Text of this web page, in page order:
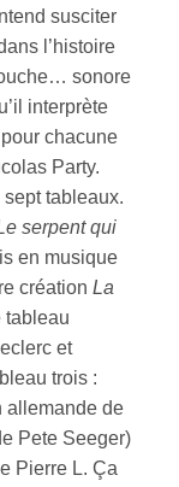
susciter
l’histoire
sonore
interprète
chacune
Party.
tableaux.
serpent qui
en musique
création La
tableau
et
trois :
allemande de
Pete Seeger)
Pierre L. Ça